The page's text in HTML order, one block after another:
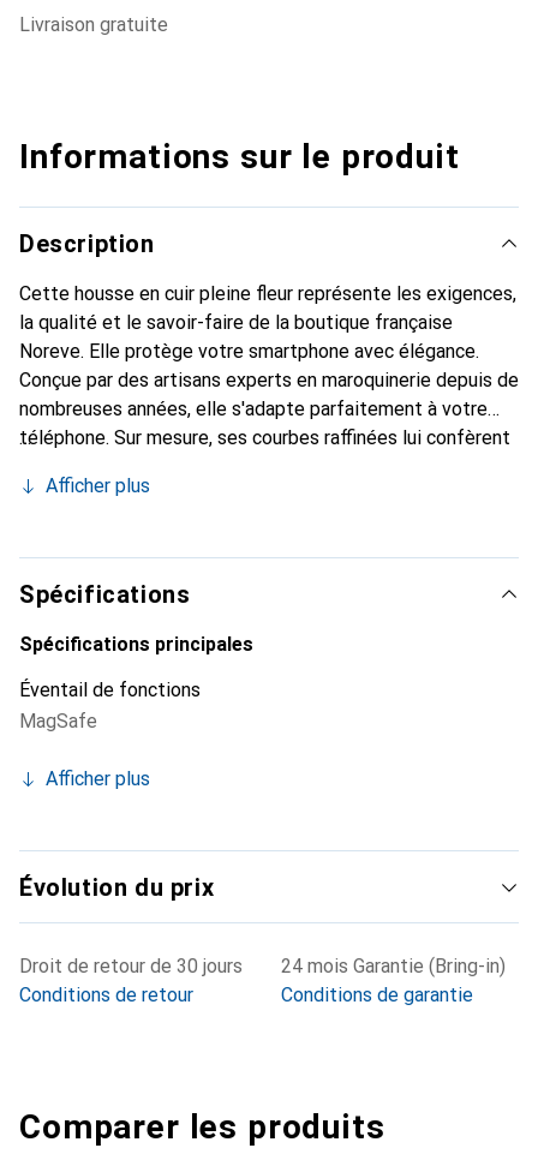
livraison gratuite
Informations sur le produit
Description
Cette housse en cuir pleine fleur représente les exigences,
la qualité et le savoir-faire de la boutique française
Noreve. Elle protège votre smartphone avec élégance.
Conçue par des artisans experts en maroquinerie depuis de
nombreuses années, elle s'adapte parfaitement à votre
téléphone. Sur mesure, ses courbes raffinées lui confèrent
et indispensable pour votre smartphone. Reconnaissance
marque Noreve est un choix sûr pour une clientèle
exigeante.
Afficher plus
Spécifications
Spécifications principales
Éventail de fonctions
MagSafe
Afficher plus
Évolution du prix
Droit de retour de 30 jours
Conditions de retour
24 mois Garantie (Bring-in)
Conditions de garantie
Comparer les produits